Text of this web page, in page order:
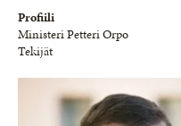
Profiili
Ministeri Petteri Orpo
Tekijät